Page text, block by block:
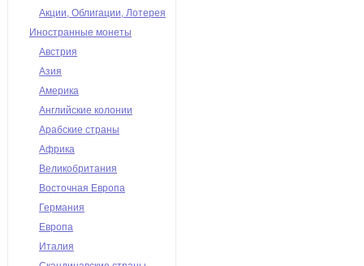
Акции, Облигации, Лотерея
Иностранные монеты
Австрия
Азия
Америка
Английские колонии
Арабские страны
Африка
Великобритания
Восточная Европа
Германия
Европа
Италия